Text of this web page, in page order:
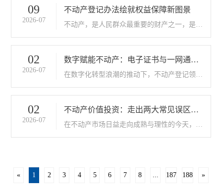
抵押流程，双方在银行与登记机构间几经往
返，交易周期拖长，成本水涨船高。如今..
09
2026-07
不动产登记办法绘就权益保障新图景
不动产，是人民群众最重要的财产之一，是市
程度直接关系千家万户的安居乐业，直接影响
经济社会的发展活力。随着不动产登记制度的
持续完善，特别是相关登记办法的不断优..
02
2026-07
数字赋能不动产：电子证书与一网通办
开启便民新时代
在数字化转型浪潮的推动下，不动产登记领域
面推广与“一网通办”平台的深入应用，如同双
轮驱动，为不动产登记服务注入了全新活力，
让广大群众和企业切实感受到了数字化..
02
2026-07
不动产价值投资：走出两大常见误区，
迎接确定性未来
在不动产市场日益走向成熟与理性的今天，我
«
1 2 3 4 5 6 7 8 ... 187 188 »